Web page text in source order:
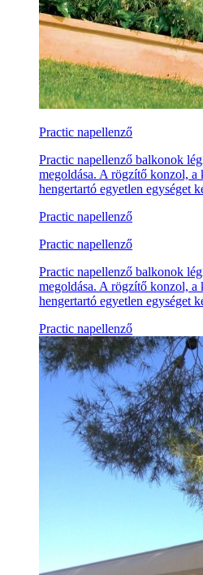
Practic napellenző
Practic napellenző balkonok
megoldása. A rögzítő konzol,
hengertartó egyetlen egységet
Practic napellenző
Practic napellenző
Practic napellenző balkonok
megoldása. A rögzítő konzol,
hengertartó egyetlen egységet
Practic napellenző